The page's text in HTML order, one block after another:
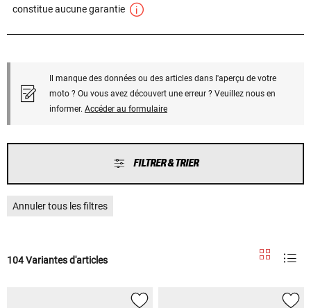
constitue aucune garantie
Il manque des données ou des articles dans l'aperçu de votre
moto ? Ou vous avez découvert une erreur ? Veuillez nous en
informer. Accéder au formulaire
FILTRER & TRIER
Annuler tous les filtres
104 Variantes d'articles